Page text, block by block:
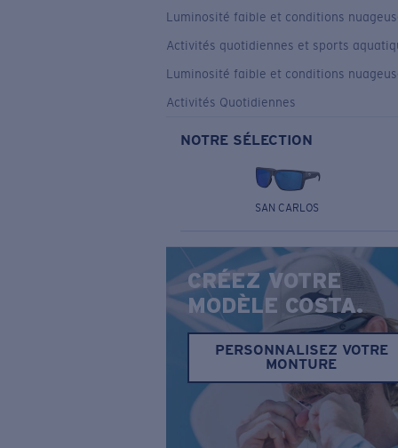
Luminosité faible et conditions
Activités quotidiennes et sports
Luminosité faible et conditions
Activités Quotidiennes
NOTRE SÉLECTION
SAN CARLOS
CRÉEZ VOTRE
MODÈLE COSTA.
PERSONNALISEZ VOTRE
MONTURE